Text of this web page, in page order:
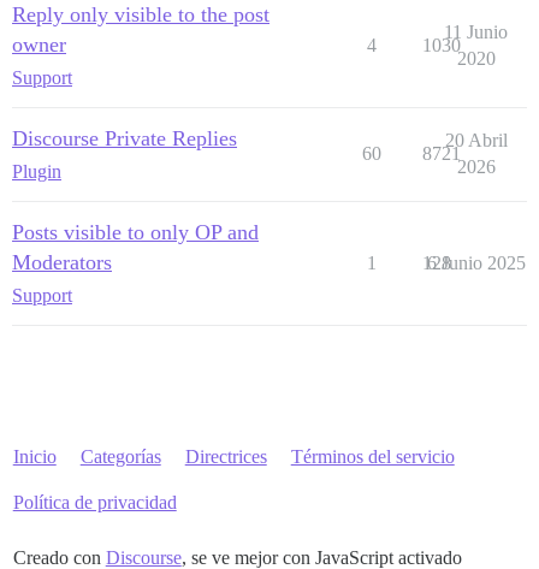
Reply only visible to the post
owner
Support
4 1030
11 Junio
2020
Discourse Private Replies
Plugin
60 8721
20 Abril
2026
Posts visible to only OP and
Moderators
Support
1 128
6 Junio 2025
Inicio Categorías Directrices Términos del servicio
Política de privacidad
Creado con Discourse, se ve mejor con JavaScript activado